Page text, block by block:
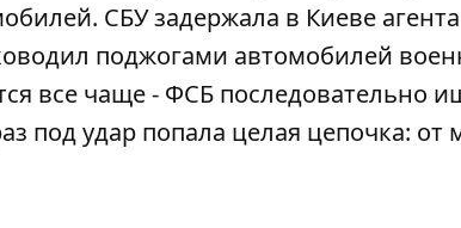
СБУ задержала в Киеве
поджогами автомобилей
все чаще - ФСБ последовательно
под удар попала целая цепочка: от